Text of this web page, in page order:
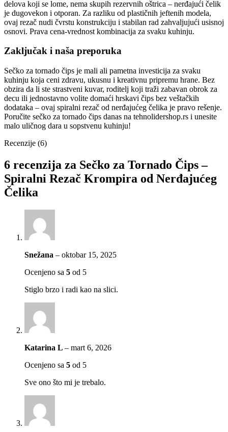
delova koji se lome, nema skupih rezervnih oštrica – nerđajući čelik
je dugovekon i otporan. Za razliku od plastičnih jeftenih modela,
ovaj rezač nudi čvrstu konstrukciju i stabilan rad zahvaljujući usisnoj
osnovi. Prava cena-vrednost kombinacija za svaku kuhinju.
Zaključak i naša preporuka
Sečko za tornado čips je mali ali pametna investicija za svaku
kuhinju koja ceni zdravu, ukusnu i kreativnu pripremu hrane. Bez
obzira da li ste strastveni kuvar, roditelj koji traži zabavan obrok za
decu ili jednostavno volite domaći hrskavi čips bez veštačkih
dodataka – ovaj spiralni rezač od nerđajućeg čelika je pravo rešenje.
Poručite sečko za tornado čips danas na tehnolidershop.rs i unesite
malo uličnog dara u sopstvenu kuhinju!
Recenzije (6)
6 recenzija za Sečko za Tornado Čips –
Spiralni Rezač Krompira od Nerđajućeg
Čelika
Snežana – oktobar 15, 2025
Ocenjeno sa 5 od 5
Stiglo brzo i radi kao na slici.
Katarina L – mart 6, 2026
Ocenjeno sa 5 od 5
Sve ono što mi je trebalo.